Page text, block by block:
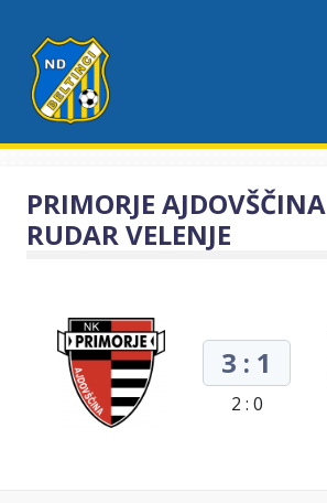
PRIMORJE AJDOVŠČINA
RUDAR VELENJE
3 : 1
2 : 0